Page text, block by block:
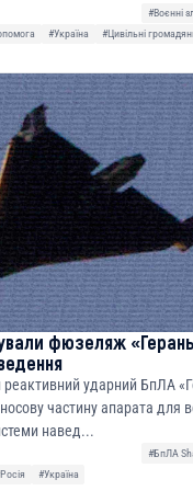
#Воєнні
#Україна
#Цивільні
фюзеляж
реактивний ударний БпЛА
частину апарата для
навед...
#БпЛА
#Україна